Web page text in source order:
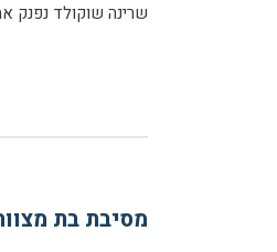
שרינה שוקולד נפנק את כל אחד ואחת מהאורחים שלכם במארז שוקולד בוטיק טעים ומתוק
מסיבת בת